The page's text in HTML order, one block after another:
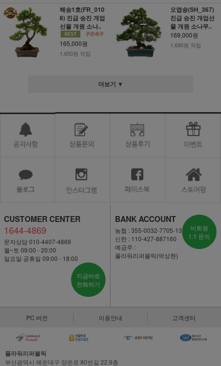
해송1호(FR_010
8) 진급 승진 개업
선물 개원 소나..
165,000원
1,650원 적립
오엽송(SH_367)
진급 승진 개업선
물 개원 소나무..
169,000원
1,690원 적립
더보기 ▼
CUSTOMER CENTER
1644-4869
문자상담 010-4407-4869
월~토 09:00 - 20:00
일요일·공휴일 09:00 - 18:00
지금바로
전화하기
BANK ACCOUNT
농협 : 355-0032-7705-13
신한 : 110-427-887160
예금주 :
플라워리퍼블릭(박상현)
비회원
1:1 문의
PC 버전 이용안내 고객센터
플라워리퍼블릭
부산광역시 해운대구 양운로 80번길 22,9층